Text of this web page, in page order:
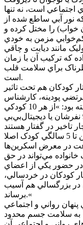
اجتماعي است، نه تنها
نور آبي ساطع شده از
خواب) را مختل کرده و
مزمن به خودي
مانند ديابت و چاقي
که ترکيب آن با زمان
براي سلامت قلب
است.
کودکان هم تحت تاثير
پودينه، کارشناس
گفتاردرماني پيش از اين در اين خصوص گفته بود: »از هر 10 کودکي
که توسط والدين به ما مراجعه‌ مي‌کنند، 9 نفرشان يا ديجيتال‌بي‌بي
اين گفتاردرمانگر تاکيد کرده بود که »والدين تا 5 سالگي کودک اصلا
در معرض اسکرين‌ها
مي‌تواند در حق
حضور يکي از اعضاي
کودکان در خردسالي،
در بزرگسالي هم آسيب
برساند.«
رواني و اجتماعي
به سلامت جسم محدود